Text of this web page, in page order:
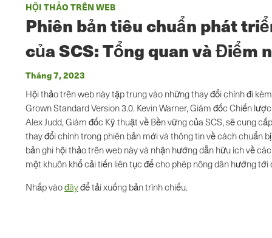
HỘI THẢO TRÊN WEB
Phiên bản tiêu chuẩn phát
của SCS: Tổng quan và Điểm
Tháng 7, 2023
Hội thảo trên web này tập trung vào những thay đổi chính đi
Grown Standard Version 3.0. Kevin Warner, Giám đốc Chiến
Alex Judd, Giám đốc Kỹ thuật về Bền vững của SCS, sẽ cung
thay đổi chính trong phiên bản mới và thông tin về cách chuẩn
bản ghi hội thảo trên web này và nhận hướng dẫn hữu ích về
một khuôn khổ cải tiến liên tục để cho phép nông dân hướng
Nhấp vàođâyđể tải xuống bản trình chiếu.